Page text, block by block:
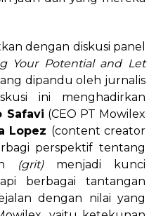
dengan diskusi panel
Your Potential and Let
dipandu oleh jurnalis
ini menghadirkan
Safavi (CEO PT Mowilex
Lopez (content creator
perspektif tentang
(grit)menjadi kunci
berbagai tantangan
dengan nilai yang